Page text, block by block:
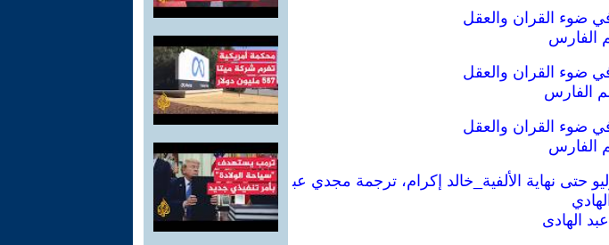
في ضوء القران والعقل
الفارس
في ضوء القران والعقل
الفارس
في ضوء القران والعقل
الفارس
حتى نهاية الألفية_خالد إكرام، ترجمة مجدي عب
الهادى